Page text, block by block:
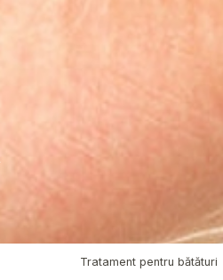
Tratament pentru bătături